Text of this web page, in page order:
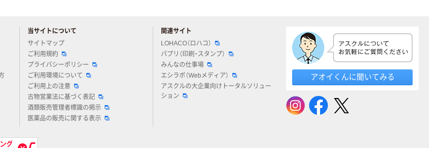
当サイトについて
サイトマップ
ご利用規約
プライバシーポリシー
ご利用環境について
ご利用上の注意
古物営業法に基づく表記
酒類販売管理者標識の掲示
医薬品の販売に関する表示
関連サイト
LOHACO（ロハコ）
パプリ（印刷・スタンプ）
みんなの仕事場
エシラボ（Webメディア）
アスクルの大企業向けトータルソリュー
ション
アオイくんに聞いてみる